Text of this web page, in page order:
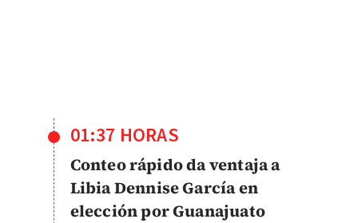
01:37 HORAS
Conteo rápido da ventaja a
Libia Dennise García en
elección por Guanajuato